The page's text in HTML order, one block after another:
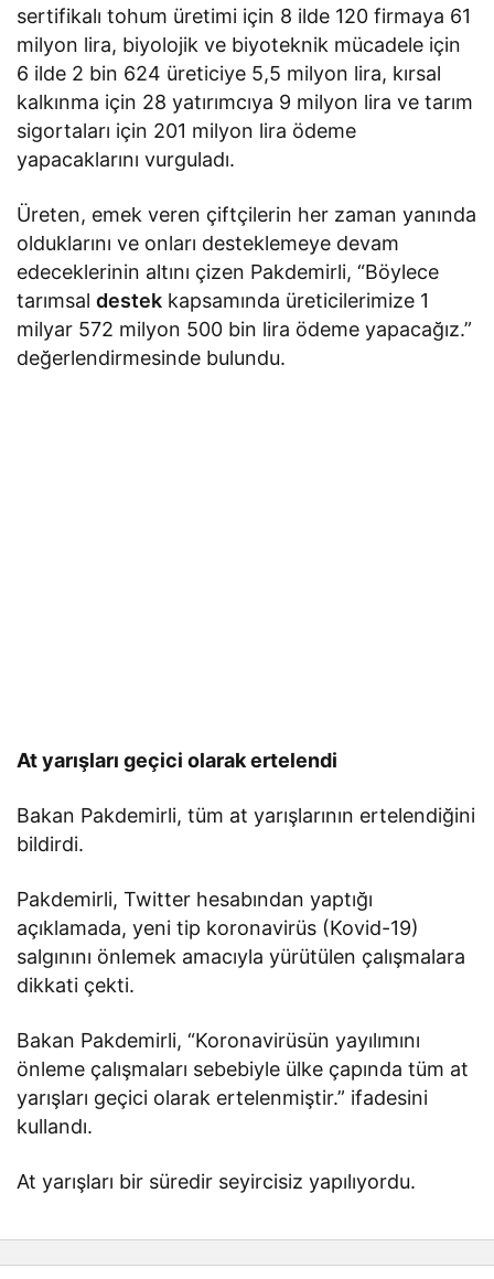
sertifikalı tohum üretimi için 8 ilde 120 firmaya 61
milyon lira, biyolojik ve biyoteknik mücadele için
6 ilde 2 bin 624 üreticiye 5,5 milyon lira, kırsal
kalkınma için 28 yatırımcıya 9 milyon lira ve tarım
sigortaları için 201 milyon lira ödeme
yapacaklarını vurguladı.
Üreten, emek veren çiftçilerin her zaman yanında
olduklarını ve onları desteklemeye devam
edeceklerinin altını çizen Pakdemirli, “Böylece
tarımsaldestek kapsamında üreticilerimize 1
milyar 572 milyon 500 bin lira ödeme yapacağız.”
değerlendirmesinde bulundu.
At yarışları geçici olarak ertelendi
Bakan Pakdemirli, tüm at yarışlarının ertelendiğini
bildirdi.
Pakdemirli, Twitter hesabından yaptığı
açıklamada, yeni tip koronavirüs (Kovid-19)
salgınını önlemek amacıyla yürütülen çalışmalara
dikkati çekti.
Bakan Pakdemirli, “Koronavirüsün yayılımını
önleme çalışmaları sebebiyle ülke çapında tüm at
yarışları geçici olarak ertelenmiştir.” ifadesini
kullandı.
At yarışları bir süredir seyircisiz yapılıyordu.